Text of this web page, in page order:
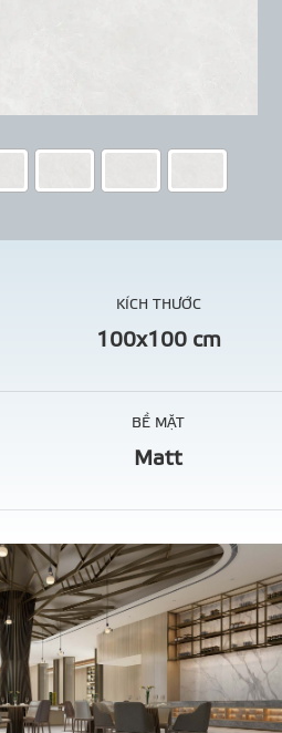
KÍCH THƯỚC
100x100 cm
BỀ MẶT
Matt